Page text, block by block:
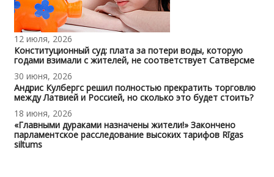
12 июля, 2026
Конституционный суд: плата за потери воды, которую
годами взимали с жителей, не соответствует Сатверсме
30 июня, 2026
Андрис Кулбергс решил полностью прекратить торговлю
между Латвией и Россией, но сколько это будет стоить?
18 июня, 2026
«Главными дураками назначены жители!» Закончено
парламентское расследование высоких тарифов Rīgas
siltums